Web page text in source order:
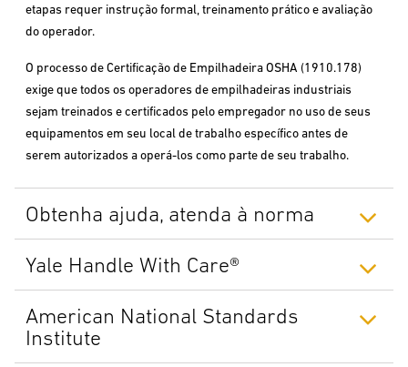
etapas requer instrução formal, treinamento prático e avaliação
do operador.
O processo de Certificação de Empilhadeira OSHA (1910.178)
exige que todos os operadores de empilhadeiras industriais
sejam treinados e certificados pelo empregador no uso de seus
equipamentos em seu local de trabalho específico antes de
serem autorizados a operá-los como parte de seu trabalho.
Obtenha ajuda, atenda à norma
Yale Handle With Care®
American National Standards
Institute